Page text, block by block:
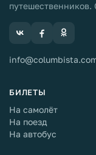
путешественников.
БИЛЕТЫ
На самолёт
На поезд
На автобус